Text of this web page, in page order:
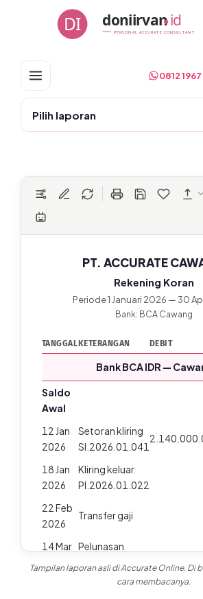
DI doniirvanid
PERSONAL ACCURATE CONSULTANT
0812 1967
Pilih laporan
PT. ACCURATE
Rekening Koran
Periode 1 Januari 2026 — 30
Bank: BCA Cawang
TANGGAL KETERANGAN DEBIT
Bank BCA IDR —
Saldo
Awal
12 Jan
2026
Setoran kliring
SI.2026.01.041
18 Jan
2026
Kliring keluar
PI.2026.01.022
22 Feb
2026
Transfer gaji
14 Mar
2026
Pelunasan
kredit bank
Tampilan laporan asli di Accurate Online. Di
cara membacanya.